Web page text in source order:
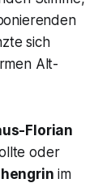
sich
Alt-
Florian
oder
im